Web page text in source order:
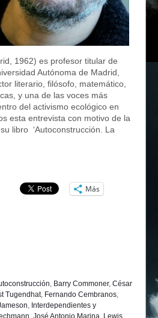
1962) es profesor titular de
Autónoma de Madrid,
literario, filósofo, matemático,
y una de las voces más
del activismo ecológico en
esta entrevista con motivo de la
libro ‘Autoconstrucción. La
Más
, Barry Commoner, César
Tugendhat, Fernando Cembranos,
, Interdependientes y
, José Antonio Marina, Lewis